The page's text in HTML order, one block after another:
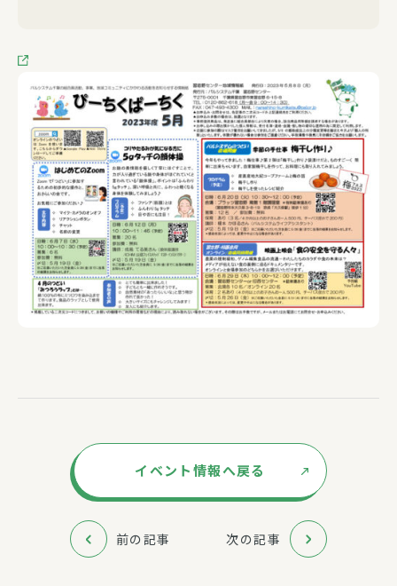
イベント情報へ戻る
前の記事 次の記事